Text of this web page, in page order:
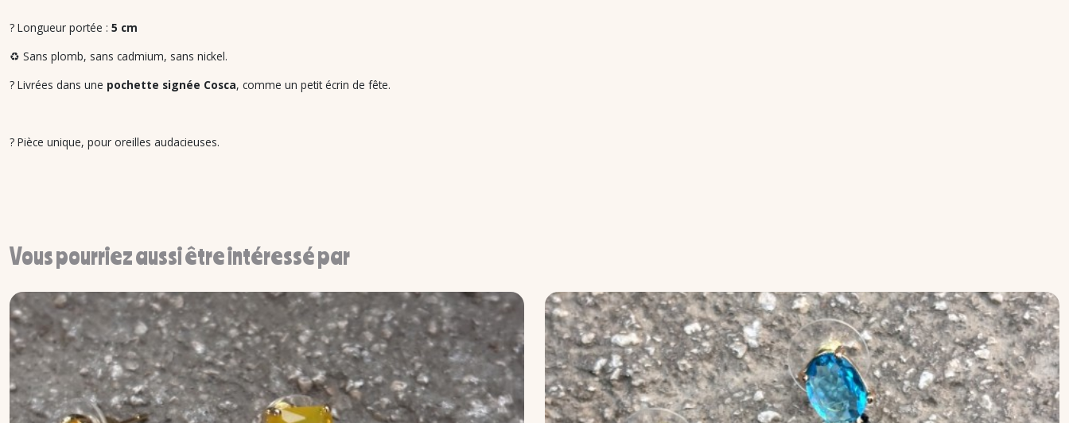
? Longueur portée : 5 cm
♻️ Sans plomb, sans cadmium, sans nickel.
? Livrées dans une pochette signée Cosca, comme un petit écrin de fête.
? Pièce unique, pour oreilles audacieuses.
Vous pourriez aussi être intéressé par